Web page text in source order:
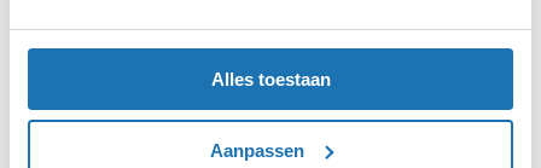
Alles toestaan
Aanpassen